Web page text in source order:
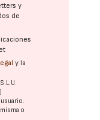
y
de
y la
o